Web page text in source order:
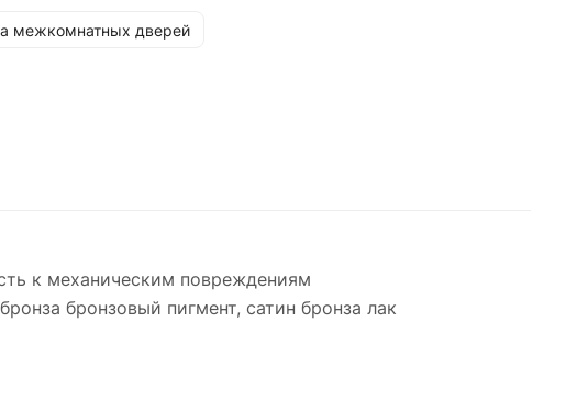
900х2000
межкомнатных дверей
к механическим повреждениям
бронзовый пигмент, cатин бронза лак